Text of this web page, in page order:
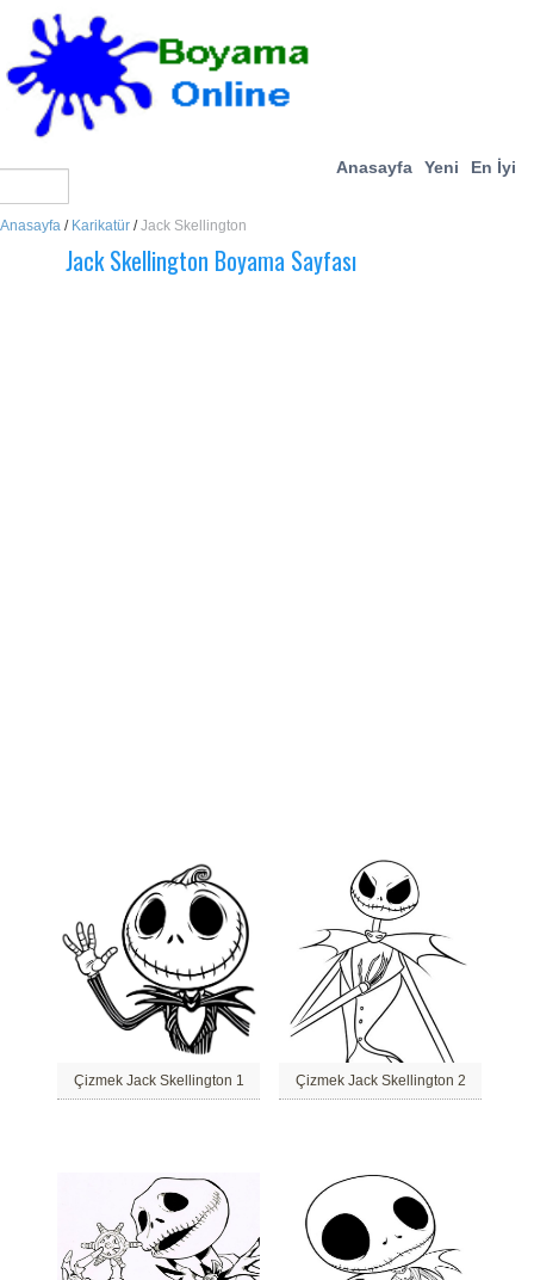
Anasayfa Yeni En İyi
Anasayfa / Karikatür /Jack Skellington
Jack Skellington Boyama Sayfası
Çizmek Jack Skellington 1 Çizmek Jack Skellington 2